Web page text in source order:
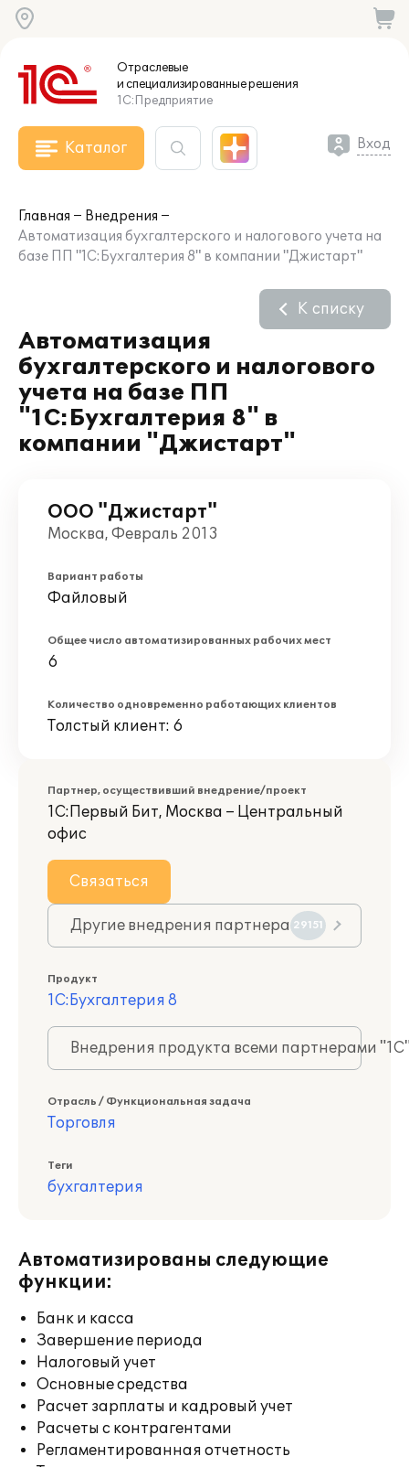
Отраслевые
и специализированныерешения
1С:Предприятие
Каталог Вход
Главная
Внедрения
Автоматизация бухгалтерского и налогового учета на
базе ПП "1С:Бухгалтерия 8" в компании "Джистарт"
Автоматизация
бухгалтерского и налогового
учета на базе ПП
"1С:Бухгалтерия 8" в
компании "Джистарт"
К списку
ООО "Джистарт"
Москва, Февраль 2013
Вариант работы
Файловый
Общее число автоматизированных рабочих мест
6
Количество одновременно работающих клиентов
Толстый клиент: 6
Партнер, осуществивший внедрение/проект
1С:Первый Бит, Москва – Центральный
офис
Связаться
Другие внедрения партнера 29151
Продукт
1С:Бухгалтерия 8
Внедрения продукта всеми партнерами
Отрасль / Функциональная задача
Торговля
Теги
бухгалтерия
Автоматизированы следующие
функции:
Банк и касса
Завершение периода
Налоговый учет
Основные средства
Расчет зарплаты и кадровый учет
Расчеты с контрагентами
Регламентированная отчетность